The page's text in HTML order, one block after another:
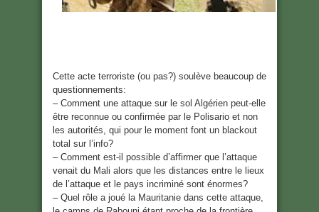
Cette acte terroriste (ou pas?) soulève beaucoup de
questionnements:
– Comment une attaque sur le sol Algérien peut-elle
être reconnue ou confirmée par le Polisario et non
les autorités, qui pour le moment font un blackout
total sur l’info?
– Comment est-il possible d’affirmer que l’attaque
venait du Mali alors que les distances entre le lieux
de l’attaque et le pays incriminé sont énormes?
– Quel rôle a joué la Mauritanie dans cette attaque,